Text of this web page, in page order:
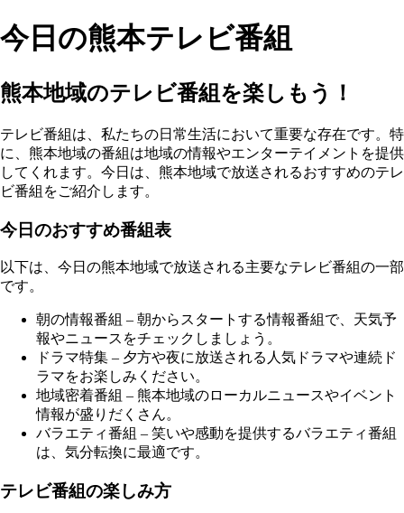
今日の熊本テレビ番組
熊本地域のテレビ番組を楽しもう！
テレビ番組は、私たちの日常生活において重要な存在です。特
に、熊本地域の番組は地域の情報やエンターテイメントを提供
してくれます。今日は、熊本地域で放送されるおすすめのテレ
ビ番組をご紹介します。
今日のおすすめ番組表
以下は、今日の熊本地域で放送される主要なテレビ番組の一部
です。
朝の情報番組 – 朝からスタートする情報番組で、天気予
報やニュースをチェックしましょう。
ドラマ特集 – 夕方や夜に放送される人気ドラマや連続ド
ラマをお楽しみください。
地域密着番組 – 熊本地域のローカルニュースやイベント
情報が盛りだくさん。
バラエティ番組 – 笑いや感動を提供するバラエティ番組
は、気分転換に最適です。
テレビ番組の楽しみ方